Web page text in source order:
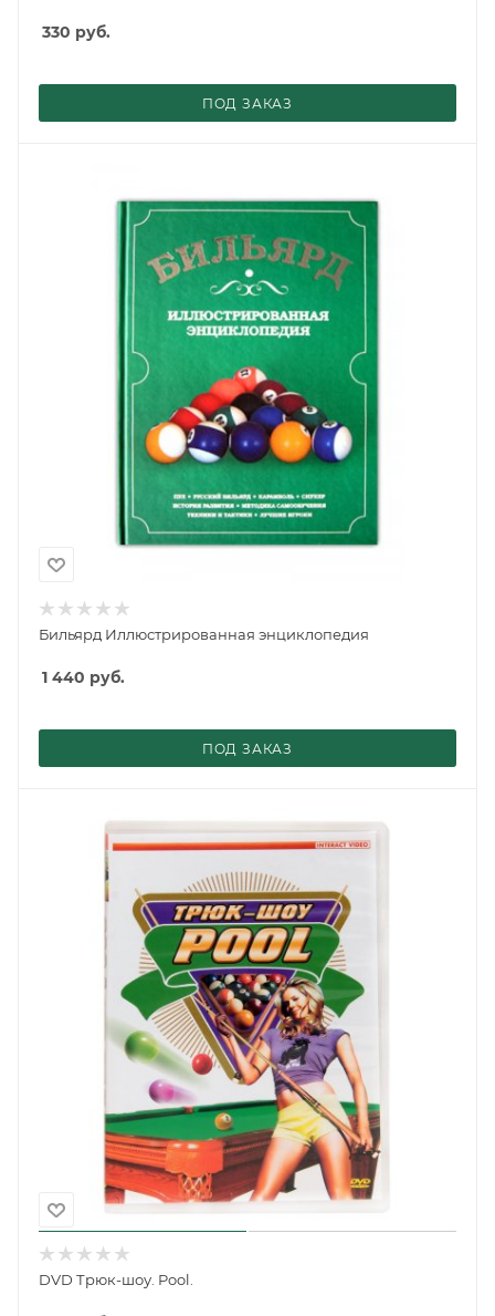
330 руб.
ПОД ЗАКАЗ
Бильярд Иллюстрированная энциклопедия
1 440 руб.
ПОД ЗАКАЗ
DVD Трюк-шоу. Pool.